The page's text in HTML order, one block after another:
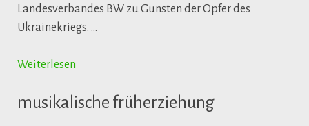
Landesverbandes BW zu Gunsten der Opfer des
Ukrainekriegs. …
Weiterlesen
musikalische früherziehung